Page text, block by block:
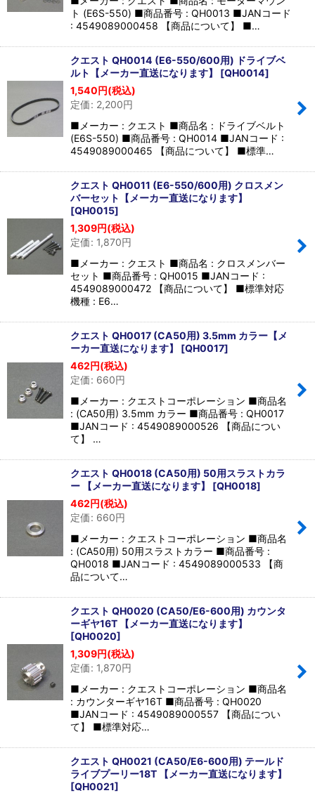
ト (E6S-550) ■商品番号 : QH0013 ■JANコード
: 4549089000458 【商品について】 ■…
クエスト QH0014 (E6-550/600用) ドライブベ
ルト【メーカー直送になります】
[QH0014]
1,540円(税込)
定価: 2,200円
■メーカー : クエスト ■商品名 : ドライブベルト
(E6S-550) ■商品番号 : QH0014 ■JANコード :
4549089000465 【商品について】 ■標準…
クエスト QH0011 (E6-550/600用) クロスメン
バーセット【メーカー直送になります】
[QH0015]
1,309円(税込)
定価: 1,870円
■メーカー : クエスト ■商品名 : クロスメンバー
セット ■商品番号 : QH0015 ■JANコード :
4549089000472 【商品について】 ■標準対応
機種 : E6…
クエスト QH0017 (CA50用) 3.5mm カラー【メ
ーカー直送になります】 [QH0017]
462円(税込)
定価: 660円
■メーカー : クエストコーポレーション ■商品名
: (CA50用) 3.5mm カラー ■商品番号 : QH0017
■JANコード : 4549089000526 【商品につい
て】 …
クエスト QH0018 (CA50用) 50用スラストカラ
ー 【メーカー直送になります】 [QH0018]
462円(税込)
定価: 660円
■メーカー : クエストコーポレーション ■商品名
: (CA50用) 50用スラストカラー ■商品番号 :
QH0018 ■JANコード : 4549089000533 【商
品について…
クエスト QH0020 (CA50/E6-600用) カウンタ
ーギヤ16T 【メーカー直送になります】
[QH0020]
1,309円(税込)
定価: 1,870円
■メーカー : クエストコーポレーション ■商品名
: カウンターギヤ16T ■商品番号 : QH0020
■JANコード : 4549089000557 【商品につい
て】 ■標準対応…
クエスト QH0021 (CA50/E6-600用) テールド
ライブプーリー18T 【メーカー直送になります】
[QH0021]